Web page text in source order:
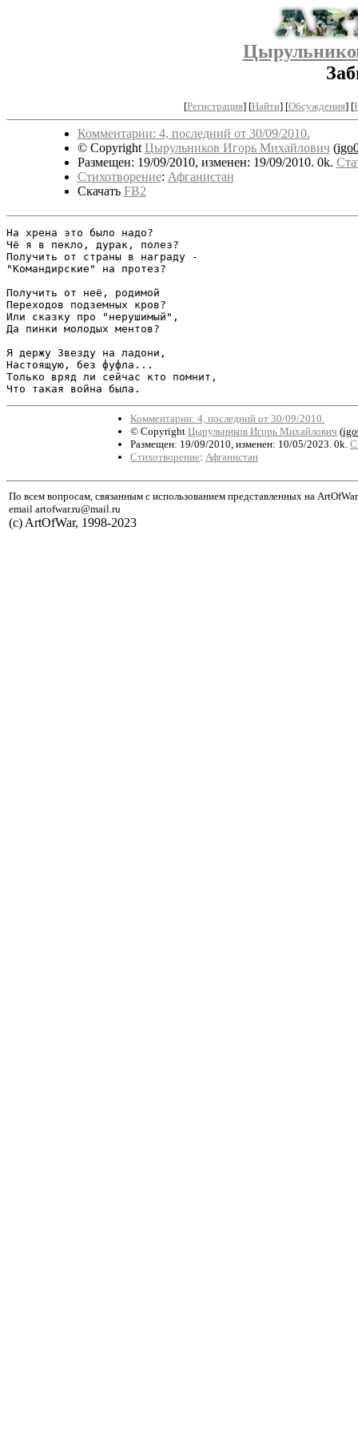
[Регистрация] [Найти] [Обсуждения] [
Комментарии: 4, последний от 30/09/2010.
© Copyright Цырульников Игорь Михайлович(
Размещен: 19/09/2010, изменен: 19/09/2010. 0k.
Стихотворение: Афганистан
Скачать FB2
На хрена это было надо?
Чё я в пекло, дурак, полез?
Получить от страны в награду -
"Командирские" на протез?
Получить от неё, родимой
Переходов подземных кров?
Или сказку про "нерушимый",
Да пинки молодых ментов?
Я держу Звезду на ладони,
Настоящую, без фуфла...
Только вряд ли сейчас кто помнит,
Что такая война была.
Комментарии: 4, последний от 30/09/2010.
© Copyright Цырульников Игорь Михайлович (
Размещен: 19/09/2010, изменен: 10/05/2023. 0k.
Стихотворение: Афганистан
По всем вопросам, связанным с использованием представленных на
email artofwar.ru@mail.ru
(с) ArtOfWar, 1998-2023